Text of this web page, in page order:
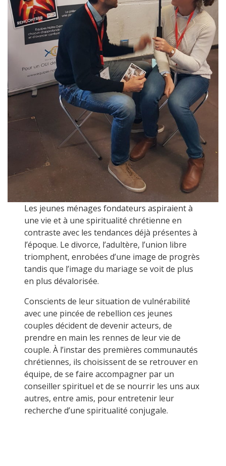
Les jeunes ménages fondateurs aspiraient à
une vie et à une spiritualité chrétienne en
contraste avec les tendances déjà présentes à
l’époque. Le divorce, l’adultère, l’union libre
triomphent, enrobées d’une image de progrès
tandis que l’image du mariage se voit de plus
en plus dévalorisée.
Conscients de leur situation de vulnérabilité
avec une pincée de rebellion ces jeunes
couples décident de devenir acteurs, de
prendre en main les rennes de leur vie de
couple. À l’instar des premières communautés
chrétiennes, ils choisissent de se retrouver en
équipe, de se faire accompagner par un
conseiller spirituel et de se nourrir les uns aux
autres, entre amis, pour entretenir leur
recherche d’une spiritualité conjugale.